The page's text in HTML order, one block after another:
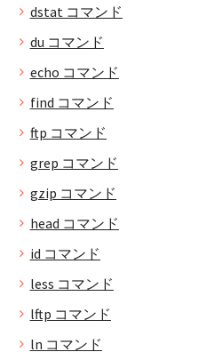
dstat コマンド
du コマンド
echo コマンド
find コマンド
ftp コマンド
grep コマンド
gzip コマンド
head コマンド
id コマンド
less コマンド
lftp コマンド
ln コマンド